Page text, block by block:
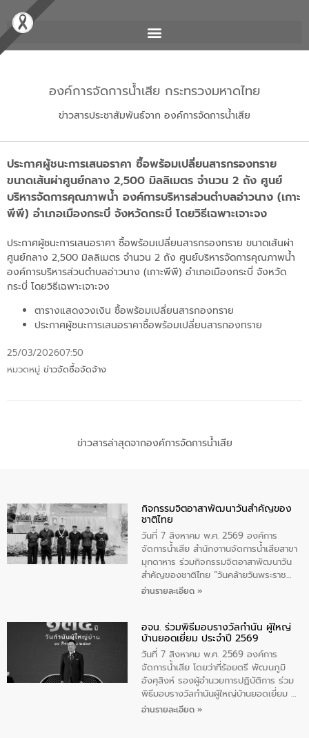
องค์การจัดการน้ำเสีย กระทรวงมหาดไทย
ข่าวสารประชาสัมพันธ์จาก องค์การจัดการน้ำเสีย
ประกาศผู้ชนะการเสนอราคา ซื้อพร้อมเปลี่ยนสารกรองทราย
ขนาดเส้นผ่าศูนย์กลาง 2,500 มิลลิเมตร จำนวน 2 ถัง ศูนย์
บริหารจัดการคุณภาพน้ำ องค์การบริหารส่วนตำบลอ่าวนาง (เกาะ
พีพี) อำเภอเมืองกระบี่ จังหวัดกระบี่ โดยวิธีเฉพาะเจาะจง
ประกาศผู้ชนะการเสนอราคา ซื้อพร้อมเปลี่ยนสารกรองทราย ขนาดเส้นผ่า
ศูนย์กลาง 2,500 มิลลิเมตร จำนวน 2 ถัง ศูนย์บริหารจัดการคุณภาพน้ำ
องค์การบริหารส่วนตำบลอ่าวนาง (เกาะพีพี) อำเภอเมืองกระบี่ จังหวัด
กระบี่ โดยวิธีเฉพาะเจาะจง
ตารางแสดงวงเงิน ซื้อพร้อมเปลี่ยนสารกองทราย
ประกาศผู้ชนะการเสนอราคาซื้อพร้อมเปลี่ยนสารกองทราย
25/03/202607:50
หมวดหมู่ ข่าวจัดซื้อจัดจ้าง
ข่าวสารล่าสุดจากองค์การจัดการน้ำเสีย
กิจกรรมจิตอาสาพัฒนาวันสําคัญของ
ชาติไทย
วันที่ 7 สิงหาคม พ.ศ. 2569 องค์การ
จัดการน้ำเสีย สำนักงาานจัดการน้ำเสียสาขา
มุกดาหาร ร่วมกิจกรรมจิตอาสาพัฒนาวัน
สําคัญของชาติไทย “วันคล้ายวันพระราช
สมภพ สมเด็จพระนางเจ้าสิริกิติ์พระบรม
ทิพย์คำ รองผู้ว่าราชการจังหวัดมุกดาหาร
เป็นประธานในพิธี ณ เรือนจําชั่วคราวนาโสก
ตําบลนาโสก อําเภอเมืองมุกดาหาร จังหวัด
มุกดาหาร โดยในกิจกรรมได้ร่วมปลูกป่า และ
ทําความสะอาดภายในบริเวณ จัดกิจกรรม
เพื่อถวายเป็นพระราชกุศล สมเด็จพระนาง
เจ้าสิริกิติ์พระบรมราชินีนาถ พระบรมราช
อ่านรายละเอียด »
อจน. ร่วมพิธีมอบรางวัลกำนัน ผู้ใหญ่
บ้านยอดเยี่ยม ประจำปี 2569
วันที่ 7 สิงหาคม พ.ศ. 2569 องค์การ
จัดการน้ำเสีย โดยว่าที่ร้อยตรี พัฒนภูมิ
อังศุสิงห์ รองผู้อำนวยการปฏิบัติการ ร่วม
พิธีมอบรางวัลกำนันผู้ใหญ่บ้านยอดเยี่ยม ณ
ทำเนียบรัฐบาล โดยมีนายอนุทิน ชาญวีรกูล
อ่านรายละเอียด »